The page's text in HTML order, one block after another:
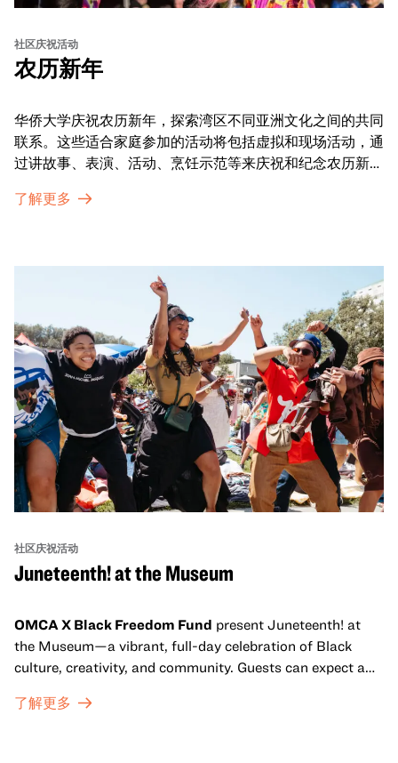
社区庆祝活动
农历新年
华侨大学庆祝农历新年，探索湾区不同亚洲文化之间的共同
联系。这些适合家庭参加的活动将包括虚拟和现场活动，通
过讲故事、表演、活动、烹饪示范等来庆祝和纪念农历新年
通过亲身参与和虚拟的治疗圈来相互支持。
了解更多
社区庆祝活动
Juneteenth! at the Museum
OMCA X Black Freedom Fund present Juneteenth! at
the Museum—a vibrant, full-day celebration of Black
culture, creativity, and community. Guests can expect a
sets from boundary-pushing artists, delicious offerings
了解更多